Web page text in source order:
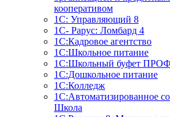
кооперативом
1С: Управляющий 8
1С- Рарус: Ломбард 4
1С:Кадровое агентство
1С:Школьное питание
1С:Школьный буфет ПРОФ
1C:Дошкольное питание
1С:Колледж
1С:Автоматизированное
Школа